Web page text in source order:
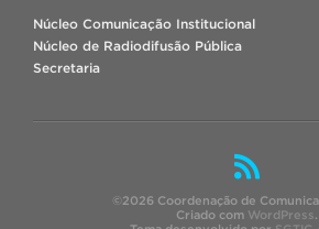
Núcleo Comunicação Institucional
Núcleo de Radiodifusão Pública
Secretaria
©2026 Coordenação de
Criado com WordPress.